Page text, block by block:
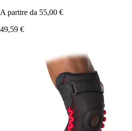
A partire da 55,00 €
49,59 €